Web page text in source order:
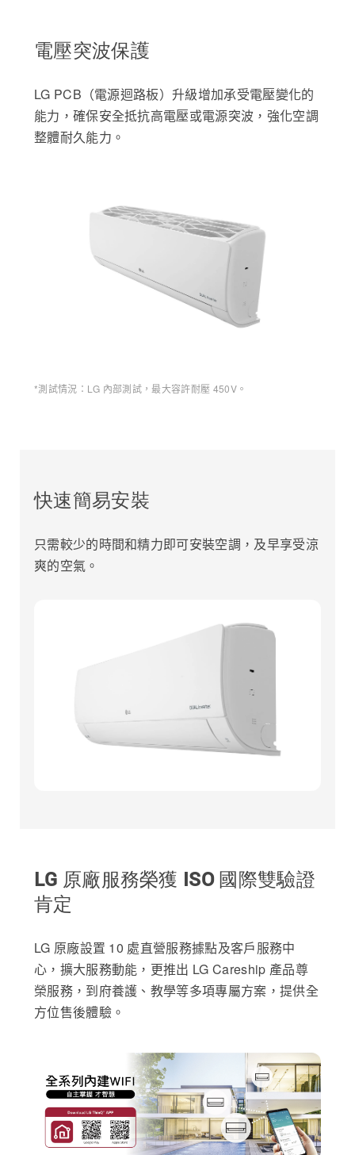
電壓突波保護
LG PCB（電源迴路板）升級增加承受電壓變化的
能力，確保安全抵抗高電壓或電源突波，強化空調
整體耐久能力。
*測試情況：LG 內部測試，最大容許耐壓 450V。
快速簡易安裝
只需較少的時間和精力即可安裝空調，及早享受涼
爽的空氣。
LG 原廠服務榮獲 ISO 國際雙驗證
肯定
LG 原廠設置 10 處直營服務據點及客戶服務中
心，擴大服務動能，更推出 LG Careship 產品尊
榮服務，到府養護、教學等多項專屬方案，提供全
方位售後體驗。